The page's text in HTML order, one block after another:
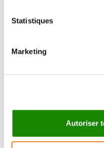
Statistiques
Marketing
Autoriser
Ducassou, Pascal
Nadège Corradini,
Riccardo Riccardi,
Vassal, Birgit Geoerger,